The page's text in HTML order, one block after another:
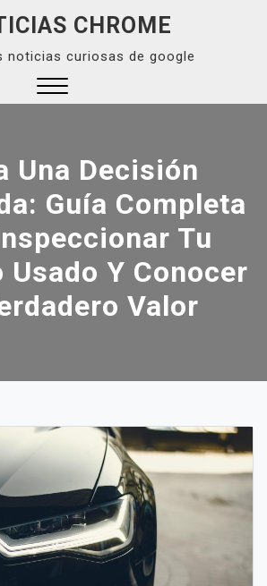
CHROME
noticias curiosas de google
Una Decisión
Guía Completa
Tu
Usado Y Conocer
Valor